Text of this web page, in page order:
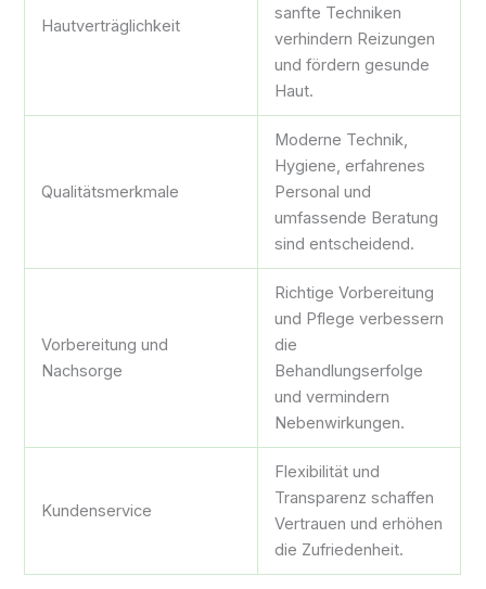
Hautverträglichkeit
sanfte Techniken
verhindern Reizungen
und fördern gesunde
Haut.
Qualitätsmerkmale
Moderne Technik,
Hygiene, erfahrenes
Personal und
umfassende Beratung
sind entscheidend.
Vorbereitung und
Nachsorge
Richtige Vorbereitung
und Pflege verbessern
die
Behandlungserfolge
und vermindern
Nebenwirkungen.
Kundenservice
Flexibilität und
Transparenz schaffen
Vertrauen und erhöhen
die Zufriedenheit.